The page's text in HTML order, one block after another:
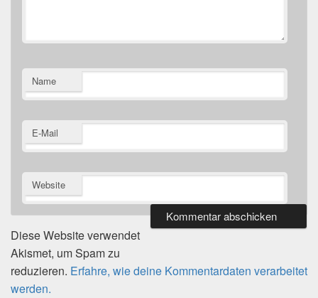
Name
E-Mail
Website
Diese Website verwendet
Akismet, um Spam zu
reduzieren. Erfahre, wie deine Kommentardaten verarbeitet
werden.